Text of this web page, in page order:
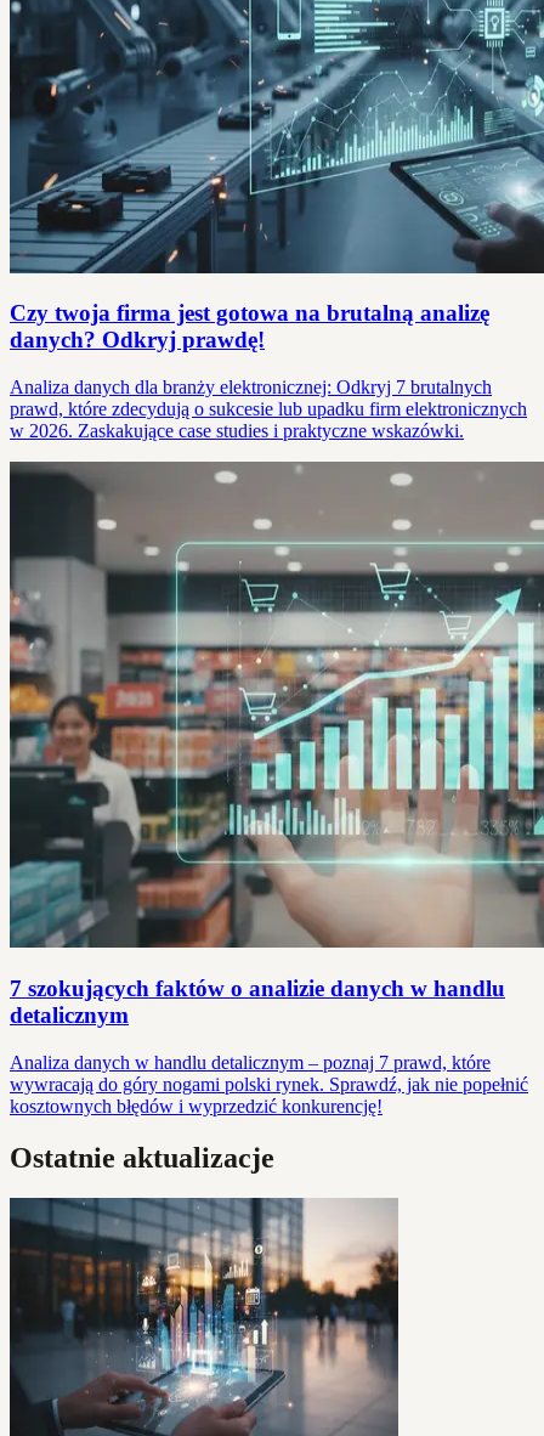
Czy twoja firma jest gotowa na brutalną analizę
danych? Odkryj prawdę!
Analiza danych dla branży elektronicznej: Odkryj 7 brutalnych
prawd, które zdecydują o sukcesie lub upadku firm elektronicznych
w 2026. Zaskakujące case studies i praktyczne wskazówki.
7 szokujących faktów o analizie danych w handlu
detalicznym
Analiza danych w handlu detalicznym – poznaj 7 prawd, które
wywracają do góry nogami polski rynek. Sprawdź, jak nie popełnić
kosztownych błędów i wyprzedzić konkurencję!
Ostatnie aktualizacje